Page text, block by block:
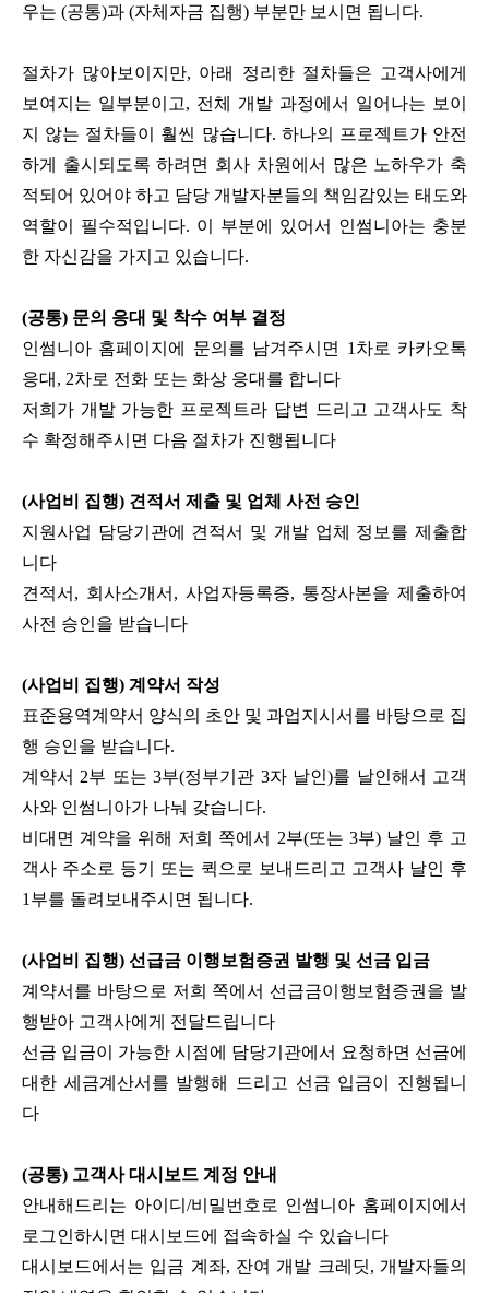
우는 (공통)과 (자체자금 집행) 부분만 보시면 됩니다.
절차가 많아보이지만, 아래 정리한 절차들은 고객사에게
보여지는 일부분이고, 전체 개발 과정에서 일어나는 보이
지 않는 절차들이 훨씬 많습니다. 하나의 프로젝트가 안전
하게 출시되도록 하려면 회사 차원에서 많은 노하우가 축
적되어 있어야 하고 담당 개발자분들의 책임감있는 태도와
역할이 필수적입니다. 이 부분에 있어서 인썸니아는 충분
한 자신감을 가지고 있습니다.
(공통) 문의 응대 및 착수 여부 결정
인썸니아 홈페이지에 문의를 남겨주시면 1차로 카카오톡
응대, 2차로 전화 또는 화상 응대를 합니다
저희가 개발 가능한 프로젝트라 답변 드리고 고객사도 착
수 확정해주시면 다음 절차가 진행됩니다
(사업비 집행) 견적서 제출 및 업체 사전 승인
지원사업 담당기관에 견적서 및 개발 업체 정보를 제출합
니다
견적서, 회사소개서, 사업자등록증, 통장사본을 제출하여
사전 승인을 받습니다
(사업비 집행) 계약서 작성
표준용역계약서 양식의 초안 및 과업지시서를 바탕으로 집
행 승인을 받습니다.
계약서 2부 또는 3부(정부기관 3자 날인)를 날인해서 고객
사와 인썸니아가 나눠 갖습니다.
비대면 계약을 위해 저희 쪽에서 2부(또는 3부) 날인 후 고
객사 주소로 등기 또는 퀵으로 보내드리고 고객사 날인 후
1부를 돌려보내주시면 됩니다.
(사업비 집행) 선급금 이행보험증권 발행 및 선금 입금
계약서를 바탕으로 저희 쪽에서 선급금이행보험증권을 발
행받아 고객사에게 전달드립니다
선금 입금이 가능한 시점에 담당기관에서 요청하면 선금에
대한 세금계산서를 발행해 드리고 선금 입금이 진행됩니
다
(공통) 고객사 대시보드 계정 안내
안내해드리는 아이디/비밀번호로 인썸니아 홈페이지에서
로그인하시면 대시보드에 접속하실 수 있습니다
대시보드에서는 입금 계좌, 잔여 개발 크레딧, 개발자들의